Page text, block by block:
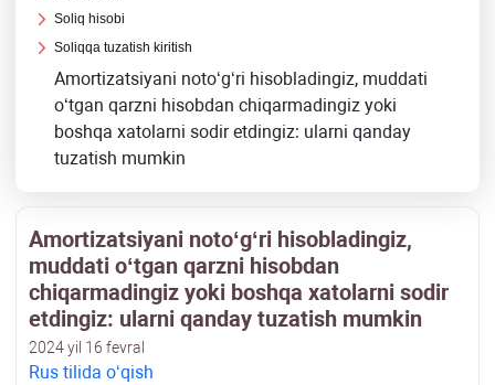
Soliq hisobi
Soliqqa tuzatish kiritish
Amortizatsiyani notoʻgʻri hisobladingiz, muddati
oʻtgan qarzni hisobdan chiqarmadingiz yoki
boshqa хatolarni sodir etdingiz: ularni qanday
tuzatish mumkin
Amortizatsiyani notoʻgʻri hisobladingiz,
muddati oʻtgan qarzni hisobdan
chiqarmadingiz yoki boshqa хatolarni sodir
etdingiz: ularni qanday tuzatish mumkin
2024 yil 16 fevral
Rus tilida oʻqish